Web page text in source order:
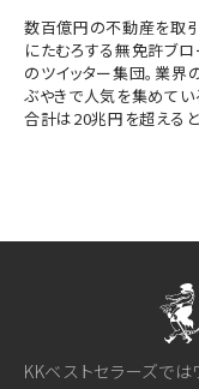
数百億円の不動産を取
にたむろする無免許ブ
のツイッター集団。業
ぶやきで人気を集めてい
合計は20兆円を超えると
KKベストセラーズでは